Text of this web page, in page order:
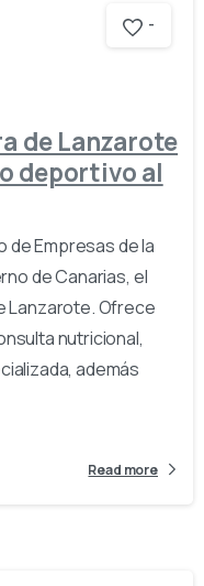
-
de Lanzarote
deportivo al
de Empresas de la
de Canarias, el
Lanzarote. Ofrece
nutricional,
además
Read more